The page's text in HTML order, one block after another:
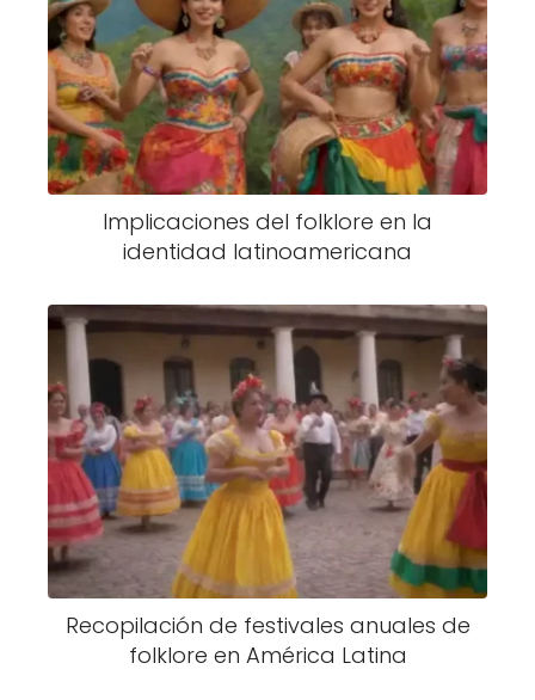
Implicaciones del folklore en la
identidad latinoamericana
Recopilación de festivales anuales de
folklore en América Latina